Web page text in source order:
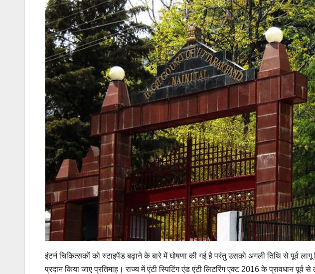
इंटर्न चिकित्सकों को स्टाइपेंड बढ़ाने के बारे में घोषणा की गई है परंतु उसको अगली तिथि से पूर्व
प्रदान किया जाए प्रतिमाह। राज्य में एंटी स्पिटिंग एंड एंटी लिटरिंग एक्ट 2016 के प्रावधान